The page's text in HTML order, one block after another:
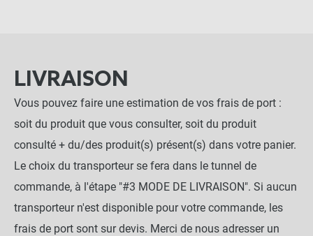
LIVRAISON
Vous pouvez faire une estimation de vos frais de port :
soit du produit que vous consulter, soit du produit
consulté + du/des produit(s) présent(s) dans votre panier.
Le choix du transporteur se fera dans le tunnel de
commande, à l'étape "#3 MODE DE LIVRAISON". Si aucun
transporteur n'est disponible pour votre commande, les
frais de port sont sur devis. Merci de nous adresser un